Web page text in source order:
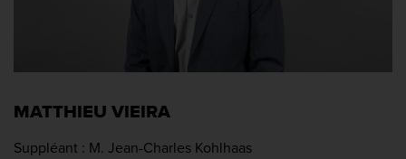
MATTHIEU VIEIRA
Suppléant : M. Jean-Charles Kohlhaas